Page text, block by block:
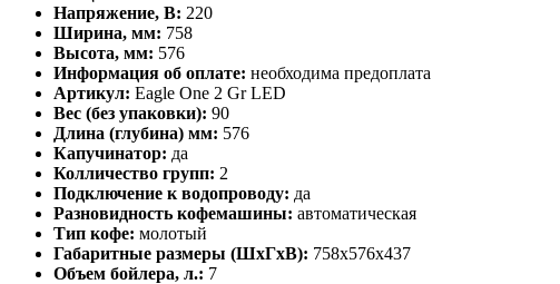
Напряжение, В: 220
Ширина, мм: 758
Высота, мм: 576
Информация об оплате: необходима предоплата
Артикул: Eagle One 2 Gr LED
Вес (без упаковки): 90
Длина (глубина) мм: 576
Капучинатор: да
Колличество групп: 2
Подключение к водопроводу: да
Разновидность кофемашины: автоматическая
Тип кофе: молотый
Габаритные размеры (ШхГхВ): 758х576х437
Объем бойлера, л.: 7